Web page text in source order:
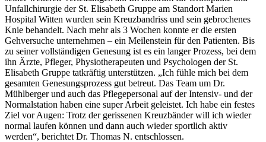
Unfallchirurgie der St. Elisabeth Gruppe am Standort Marien
Hospital Witten wurden sein Kreuzbandriss und sein gebrochenes
Knie behandelt. Nach mehr als 3 Wochen konnte er die ersten
Gehversuche unternehmen – ein Meilenstein für den Patienten. Bis
zu seiner vollständigen Genesung ist es ein langer Prozess, bei dem
ihn Ärzte, Pfleger, Physiotherapeuten und Psychologen der St.
Elisabeth Gruppe tatkräftig unterstützen. „Ich fühle mich bei dem
gesamten Genesungsprozess gut betreut. Das Team um Dr.
Mühlberger und auch das Pflegepersonal auf der Intensiv- und der
Normalstation haben eine super Arbeit geleistet. Ich habe ein festes
Ziel vor Augen: Trotz der gerissenen Kreuzbänder will ich wieder
normal laufen können und dann auch wieder sportlich aktiv
werden“, berichtet Dr. Thomas N. entschlossen.